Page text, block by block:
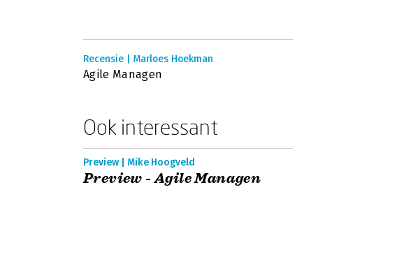
Recensie | Marloes Hoekman
Agile Managen
Ook interessant
Preview | Mike Hoogveld
Preview - Agile Managen